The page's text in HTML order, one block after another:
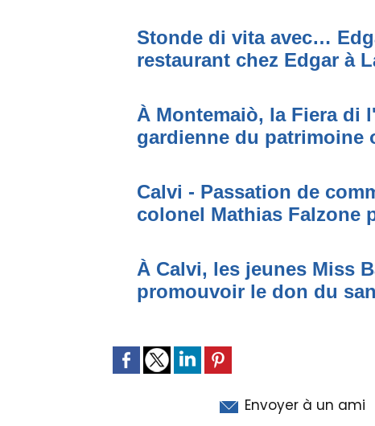
Stonde di vita avec…
restaurant chez Edgar à
À Montemaiò, la Fiera di
gardienne du patrimoine
Calvi - Passation de
colonel Mathias Falzone
À Calvi, les jeunes Miss
promouvoir le don du
Envoyer à un ami